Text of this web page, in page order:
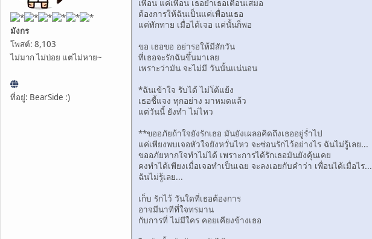
มังกร
โพสต์: 8,103
ไม่มาก ไม่บ่อย แต่ไม่หาย~
ที่อยู่: BearSide :)
เพื่อน แค่เพื่อน เธอย้ำเธอเตือนเสมอ
ต้องการให้ฉันเป็นแค่เพื่อนเธอ
แค่ทักทาย เมื่อได้เจอ แค่นั้นก็พอ
ขอ เธอขอ อย่ารอให้มีสักวัน
ที่เธอจะรักฉันขึ้นมาเลย
เพราะว่ามัน จะไม่มี วันนั้นแน่นอน
*ฉันเข้าใจ รับได้ ไม่โต้แย้ง
เธอชี้แจง ทุกอย่าง มาหมดแล้ว
แต่วันนี้ ยังทำ ไม่ไหว
**ขออภัยถ้าใจยังรักเธอ มันยังเผลอคิดถึงเธออยู่ร่ำไป
แค่เพียงพบเจอหัวใจยังหวั่นไหว จะซ่อนรักไว้อย่างไร ฉันไม่รู้เลย...
ขออภัยหากใจทำไม่ได้ เพราะการได้รักเธอมันยังคุ้นเคย
คงทำได้เพียงเมื่อเจอทำเป็นเฉย จะลงเอยกับคำว่า เพื่อนได้เมื่อไร...
ฉันไม่รู้เลย...
เก็บ รักไว้ วันใดที่เธอต้องการ
อาจมีนาทีที่ใจทรมาน
กับการที่ ไม่มีใคร คอยเคียงข้างเธอ